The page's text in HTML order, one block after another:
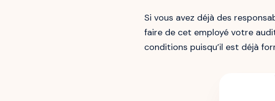
Si vous avez déjà des
faire de cet employé votre
conditions puisqu’il est déjà